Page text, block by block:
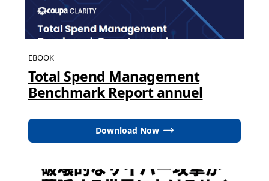
EBOOK
Total Spend Management
Benchmark Report annuel
Download Now